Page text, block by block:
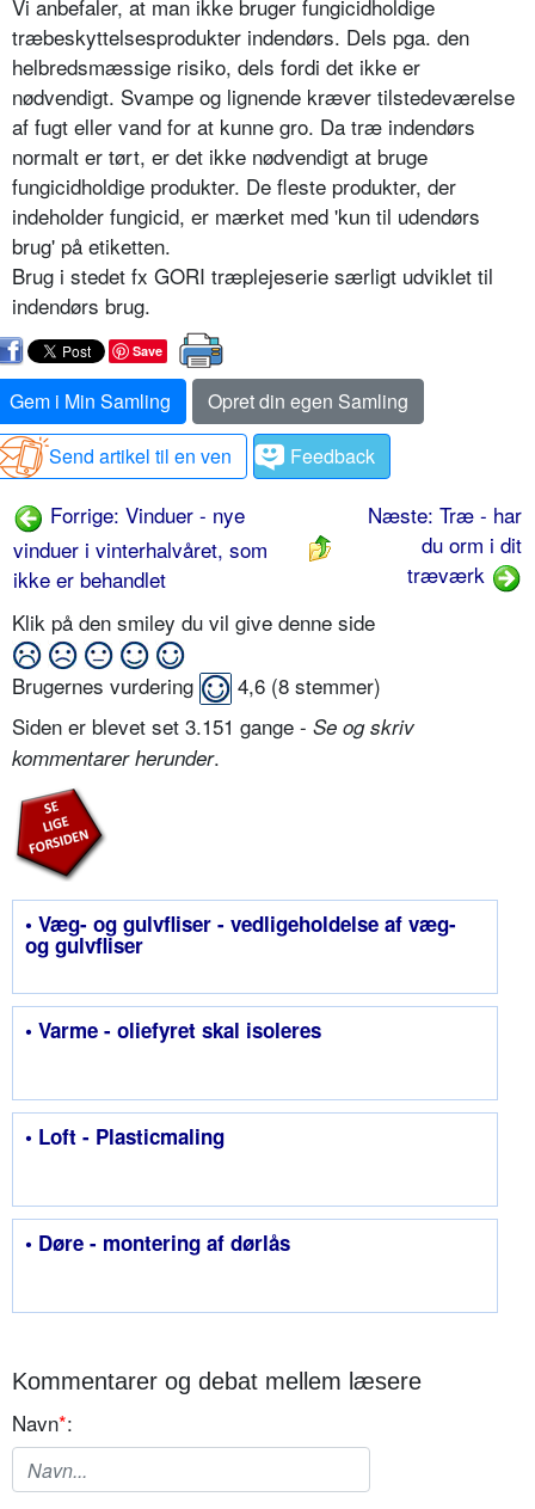
Vi anbefaler, at man ikke bruger fungicidholdige
træbeskyttelsesprodukter indendørs. Dels pga. den
helbredsmæssige risiko, dels fordi det ikke er
nødvendigt. Svampe og lignende kræver tilstedeværelse
af fugt eller vand for at kunne gro. Da træ indendørs
normalt er tørt, er det ikke nødvendigt at bruge
fungicidholdige produkter. De fleste produkter, der
indeholder fungicid, er mærket med 'kun til udendørs
brug' på etiketten.
Brug i stedet fx GORI træplejeserie særligt udviklet til
indendørs brug.
Save
Gem i Min Samling
Opret din egen Samling
Send artikel til en ven
Feedback
Forrige: Vinduer - nye
vinduer i vinterhalvåret, som
ikke er behandlet
Næste: Træ - har
du orm i dit
træværk
Klik på den smiley du vil give denne side
Brugernes vurdering 4,6 (8 stemmer)
Siden er blevet set 3.151 gange - Se og skriv
kommentarer herunder.
• Væg- og gulvfliser - vedligeholdelse af væg-
og gulvfliser
• Varme - oliefyret skal isoleres
• Loft - Plasticmaling
• Døre - montering af dørlås
Kommentarer og debat mellem læsere
Navn*: